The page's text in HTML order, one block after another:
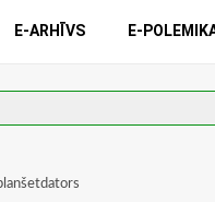
E-ARHĪVS E-